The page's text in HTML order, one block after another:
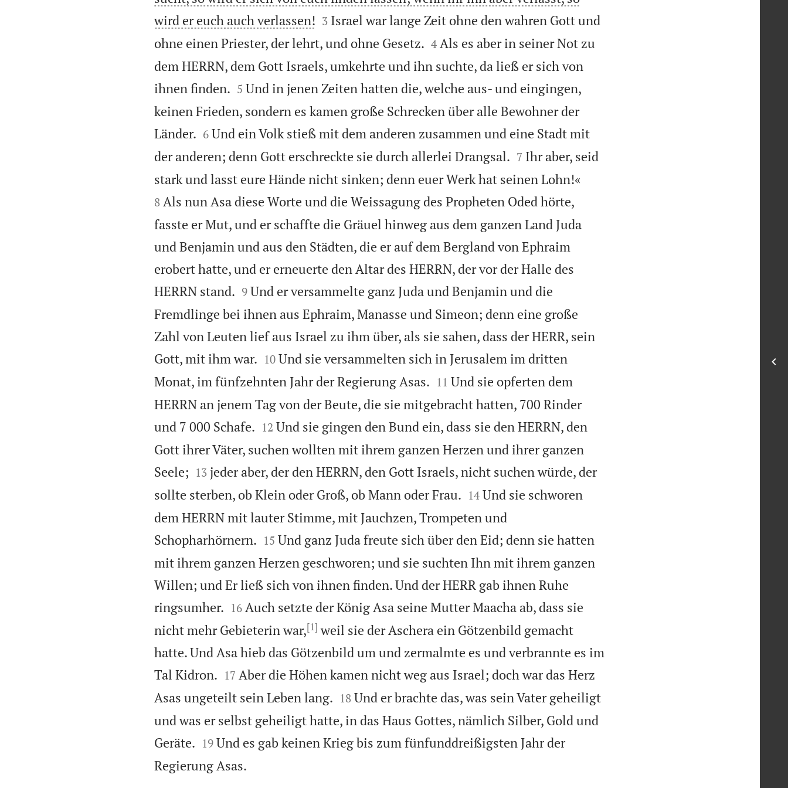
wird er euch auch verlassen!
3 Israel war lange Zeit ohne den wahren Gott und
ohne einen Priester, der lehrt, und ohne Gesetz.
4 Als es aber in seiner Not zu
dem HERRN, dem Gott Israels, umkehrte und ihn suchte, da ließ er sich von
ihnen finden.
5 Und in jenen Zeiten hatten die, welche aus- und eingingen,
keinen Frieden, sondern es kamen große Schrecken über alle Bewohner der
Länder.
6 Und ein Volk stieß mit dem anderen zusammen und eine Stadt mit
der anderen; denn Gott erschreckte sie durch allerlei Drangsal.
7 Ihr aber, seid
stark und lasst eure Hände nicht sinken; denn euer Werk hat seinen Lohn!«
8 Als nun Asa diese Worte und die Weissagung des Propheten Oded hörte,
fasste er Mut, und er schaffte die Gräuel hinweg aus dem ganzen Land Juda
und Benjamin und aus den Städten, die er auf dem Bergland von Ephraim
erobert hatte, und er erneuerte den Altar des HERRN, der vor der Halle des
HERRN stand.
9 Und er versammelte ganz Juda und Benjamin und die
Fremdlinge bei ihnen aus Ephraim, Manasse und Simeon; denn eine große
Zahl von Leuten lief aus Israel zu ihm über, als sie sahen, dass der HERR, sein
Gott, mit ihm war.
10 Und sie versammelten sich in Jerusalem im dritten
Monat, im fünfzehnten Jahr der Regierung Asas.
11 Und sie opferten dem
HERRN an jenem Tag von der Beute, die sie mitgebracht hatten, 700 Rinder
und 7 000 Schafe.
12 Und sie gingen den Bund ein, dass sie den HERRN, den
Gott ihrer Väter, suchen wollten mit ihrem ganzen Herzen und ihrer ganzen
Seele;
13 jeder aber, der den HERRN, den Gott Israels, nicht suchen würde, der
sollte sterben, ob Klein oder Groß, ob Mann oder Frau.
14 Und sie schworen
dem HERRN mit lauter Stimme, mit Jauchzen, Trompeten und
Schopharhörnern.
15 Und ganz Juda freute sich über den Eid; denn sie hatten
mit ihrem ganzen Herzen geschworen; und sie suchten Ihn mit ihrem ganzen
Willen; und Er ließ sich von ihnen finden. Und der HERR gab ihnen Ruhe
ringsumher.
16 Auch setzte der König Asa seine Mutter Maacha ab, dass sie
nicht mehr Gebieterin war,[1] weil sie der Aschera ein Götzenbild gemacht
hatte. Und Asa hieb das Götzenbild um und zermalmte es und verbrannte es im
Tal Kidron.
17 Aber die Höhen kamen nicht weg aus Israel; doch war das Herz
Asas ungeteilt sein Leben lang.
18 Und er brachte das, was sein Vater geheiligt
und was er selbst geheiligt hatte, in das Haus Gottes, nämlich Silber, Gold und
Geräte.
19 Und es gab keinen Krieg bis zum fünfunddreißigsten Jahr der
Regierung Asas.